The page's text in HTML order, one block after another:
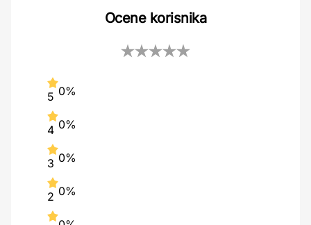
Ocene korisnika
5 0%
4 0%
3 0%
2 0%